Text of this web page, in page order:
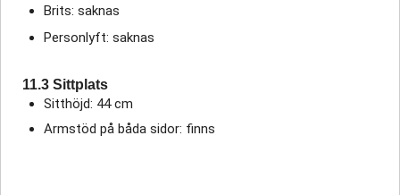
Brits: saknas
Personlyft: saknas
11.3 Sittplats
Sitthöjd: 44 cm
Armstöd på båda sidor: finns